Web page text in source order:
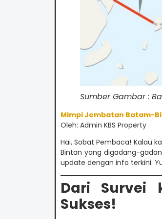
Sumber Gambar :
Mimpi Jembatan Batam-
Oleh: Admin KBS Property
Hai, Sobat Pembaca! Kalau
Bintan yang digadang-
update dengan info terkini.
Dari Survei
Sukses!